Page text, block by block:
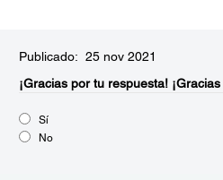
Publicado: 25 nov 2021
¡Gracias por tu respuesta!
Sí
No